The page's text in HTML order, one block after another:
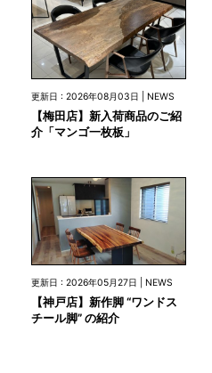
更新日 : 2026年08月03日 | NEWS
【梅田店】新入荷商品のご紹
介「マンゴ一枚板」
更新日 : 2026年05月27日 | NEWS
【神戸店】新作脚 “ワンドス
チール脚” の紹介